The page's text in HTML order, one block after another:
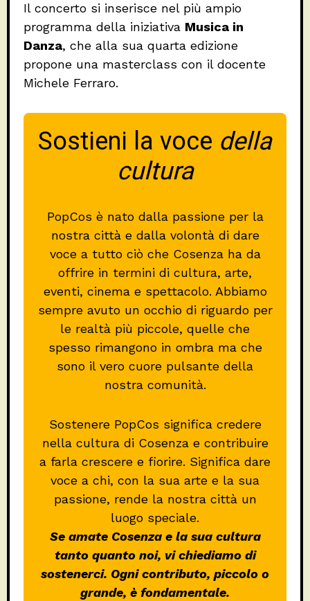
Il concerto si inserisce nel più ampio
programma della iniziativa Musica in
Danza, che alla sua quarta edizione
propone una masterclass con il docente
Michele Ferraro.
Sostieni la voce della
cultura
PopCos è nato dalla passione per la
nostra città e dalla volontà di dare
voce a tutto ciò che Cosenza ha da
offrire in termini di cultura, arte,
eventi, cinema e spettacolo. Abbiamo
sempre avuto un occhio di riguardo per
le realtà più piccole, quelle che
spesso rimangono in ombra ma che
sono il vero cuore pulsante della
nostra comunità.
Sostenere PopCos significa credere
nella cultura di Cosenza e contribuire
a farla crescere e fiorire. Significa dare
voce a chi, con la sua arte e la sua
passione, rende la nostra città un
luogo speciale.
Se amate Cosenza e la sua cultura
tanto quanto noi, vi chiediamo di
sostenerci. Ogni contributo, piccolo o
grande, è fondamentale.